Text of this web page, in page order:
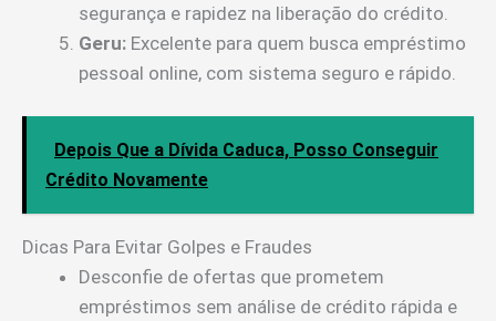
segurança e rapidez na liberação do crédito.
Geru: Excelente para quem busca empréstimo
pessoal online, com sistema seguro e rápido.
Depois Que a Dívida Caduca, Posso Conseguir
Crédito Novamente
Dicas Para Evitar Golpes e Fraudes
Desconfie de ofertas que prometem
empréstimos sem análise de crédito rápida e